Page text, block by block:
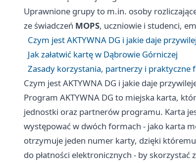
Uprawnione grupy to m.in. osoby
ze świadczeń MOPS, uczniowie i studenci,
Czym jest AKTYWNA DG i jakie daje
Jak załatwić kartę w Dąbrowie Górniczej
Zasady korzystania, partnerzy i praktyczne
Czym jest AKTYWNA DG i jakie daje
Program AKTYWNA DG to miejska karta,
jednostki oraz partnerów programu. Karta
występować w dwóch formach - jako karta
otrzymuje jeden numer karty, dzięki
do płatności elektronicznych - by skorzystać